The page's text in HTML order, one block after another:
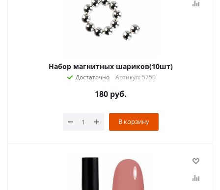
Набор магнитных шариков(10шт)
Достаточно Артикул: 5750
180руб.
В корзину